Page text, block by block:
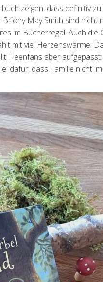
zeigen, dass definitiv
May Smith sind nicht
im Bücherregal. Auch die
mit viel Herzenswärme.
Feenfans aber
dafür, dass Familie nicht